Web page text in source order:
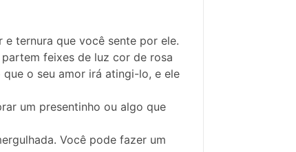
e ternura que você sente por ele.
feixes de luz cor de rosa
o seu amor irá atingi-lo, e ele
um presentinho ou algo que
Você pode fazer um